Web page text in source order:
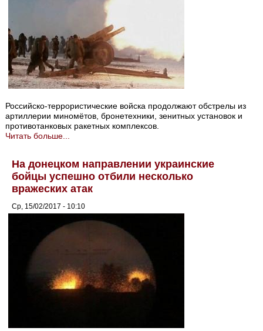
Российско-террористические войска продолжают обстрелы из
артиллерии миномётов, бронетехники, зенитных установок и
противотанковых ракетных комплексов.
Читать больше...
На донецком направлении украинские
бойцы успешно отбили несколько
вражеских атак
Ср, 15/02/2017 - 10:10